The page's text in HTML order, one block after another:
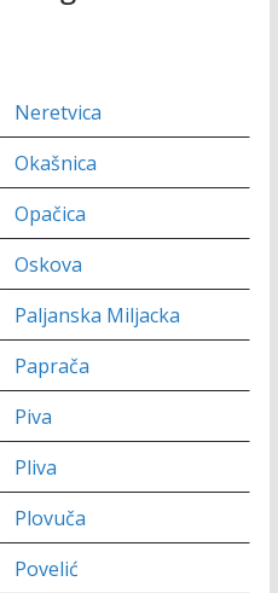
Neretvica
Okašnica
Opačica
Oskova
Paljanska Miljacka
Paprača
Piva
Pliva
Plovuča
Povelić